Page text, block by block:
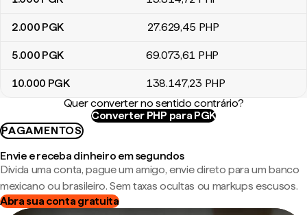
2.000 PGK 27.629,45 PHP
5.000 PGK 69.073,61 PHP
10.000 PGK 138.147,23 PHP
Quer converter no sentido contrário?
Converter PHP para PGK
PAGAMENTOS
Envie e receba dinheiro em segundos
Divida uma conta, pague um amigo, envie direto para um banco
mexicano ou brasileiro. Sem taxas ocultas ou markups escusos.
Abra sua conta gratuita